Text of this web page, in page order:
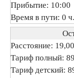
Прибытие: 10:00
Время в пути: 0
Расстояние:
Тариф полный:
Тариф детский: